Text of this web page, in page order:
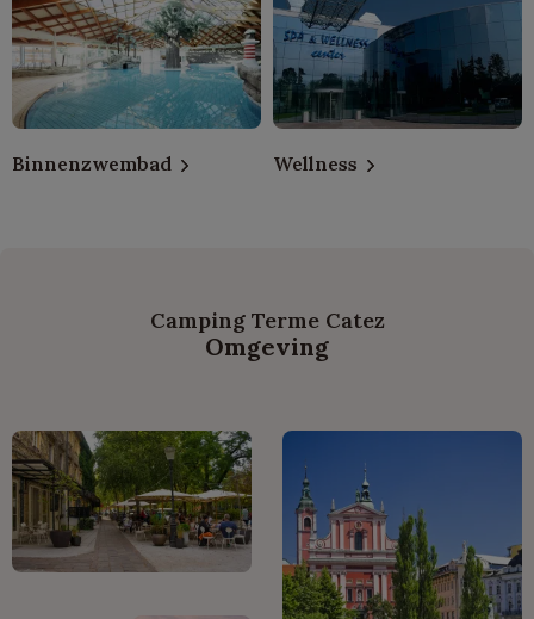
Binnenzwembad Wellness
Camping Terme Catez
Omgeving